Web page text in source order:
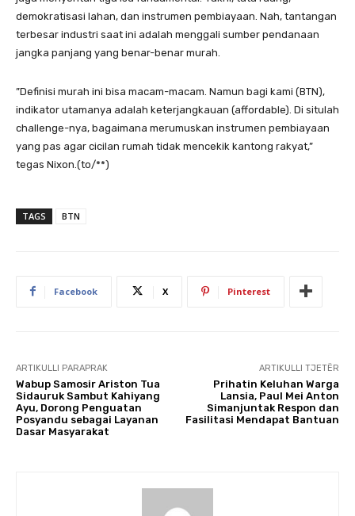
demokratisasi lahan, dan instrumen pembiayaan. Nah, tantangan
terbesar industri saat ini adalah menggali sumber pendanaan
jangka panjang yang benar-benar murah.
​”Definisi murah ini bisa macam-macam. Namun bagi kami (BTN),
indikator utamanya adalah keterjangkauan (affordable). Di situlah
challenge-nya, bagaimana merumuskan instrumen pembiayaan
yang pas agar cicilan rumah tidak mencekik kantong rakyat,”
tegas Nixon.(to/**)
TAGS BTN
Facebook X Pinterest
ARTIKULLI PARAPRAK
Wabup Samosir Ariston Tua
Sidauruk Sambut Kahiyang
Ayu, Dorong Penguatan
Posyandu sebagai Layanan
Dasar Masyarakat
ARTIKULLI TJETËR
Prihatin Keluhan Warga
Lansia, Paul Mei Anton
Simanjuntak Respon dan
Fasilitasi Mendapat Bantuan